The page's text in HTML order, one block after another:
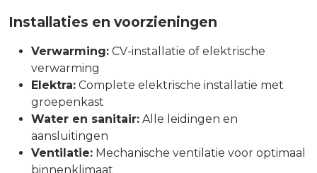
Installaties en voorzieningen
Verwarming: CV-installatie of elektrische
verwarming
Elektra: Complete elektrische installatie met
groepenkast
Water en sanitair: Alle leidingen en
aansluitingen
Ventilatie: Mechanische ventilatie voor optimaal
binnenklimaat